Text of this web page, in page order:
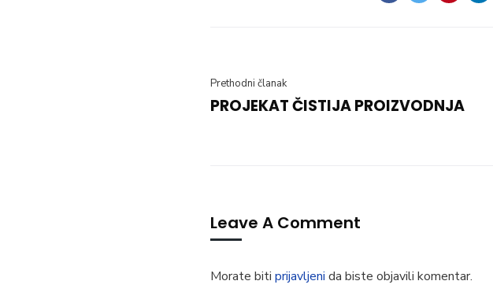
Prethodni članak
PROJEKAT ČISTIJA PROIZVODNJA
Leave A Comment
Morate biti prijavljeni da biste objavili komentar.